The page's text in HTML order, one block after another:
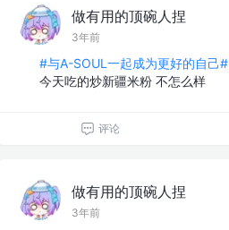
做有用的顶碗人捏
3年前
#与A-SOUL一起成为更好的自己#
今天吃的炒新疆米粉 不怎么样
评论
做有用的顶碗人捏
3年前